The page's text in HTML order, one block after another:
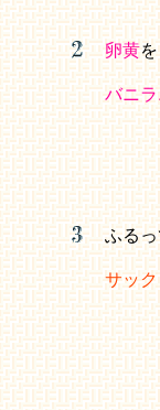
卵黄を
バニ
ふる
サッ